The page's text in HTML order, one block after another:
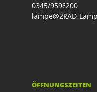
0345/9598200
lampe@2RAD-
ÖFFNUNGSZEITEN